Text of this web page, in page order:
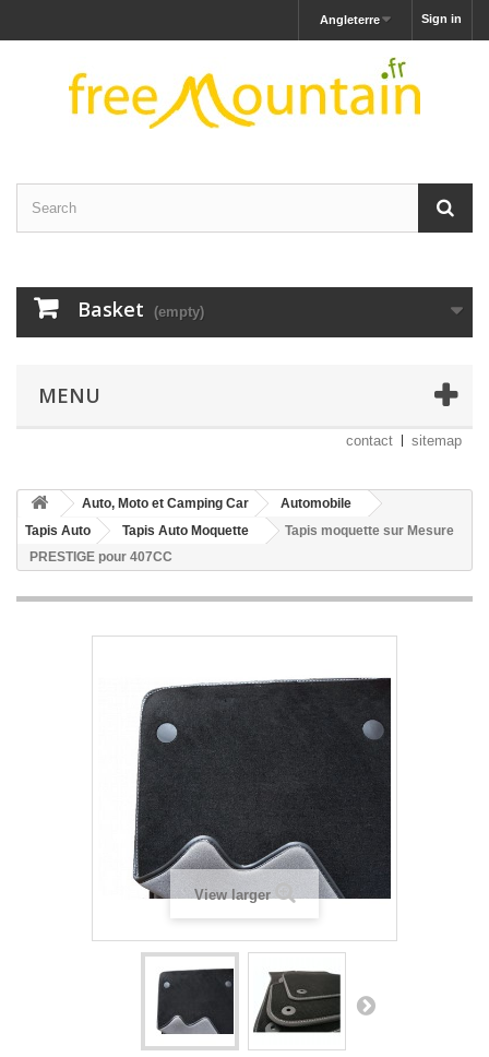
Sign in
Angleterre
Basket (empty)
MENU
contact sitemap
Auto, Moto et Camping Car
Automobile
Tapis Auto
Tapis Auto Moquette
Tapis moquette sur Mesure
PRESTIGE pour 407CC
View larger